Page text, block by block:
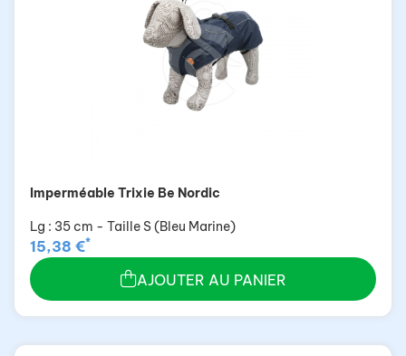
Imperméable Trixie Be Nordic
Lg : 35 cm - Taille S (Bleu Marine)
15,38 €*
AJOUTER AU PANIER